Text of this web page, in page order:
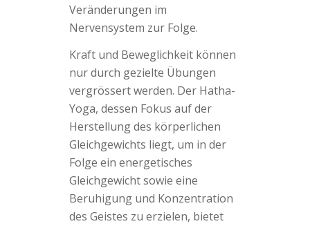
Veränderungen im
Nervensystem zur Folge.
Kraft und Beweglichkeit können
nur durch gezielte Übungen
vergrössert werden. Der Hatha-
Yoga, dessen Fokus auf der
Herstellung des körperlichen
Gleichgewichts liegt, um in der
Folge ein energetisches
Gleichgewicht sowie eine
Beruhigung und Konzentration
des Geistes zu erzielen, bietet